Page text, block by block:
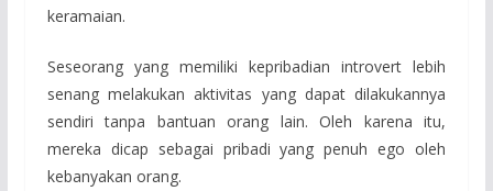
keramaian.
Seseorang yang memiliki kepribadian introvert lebih
senang melakukan aktivitas yang dapat dilakukannya
sendiri tanpa bantuan orang lain. Oleh karena itu,
mereka dicap sebagai pribadi yang penuh ego oleh
kebanyakan orang.